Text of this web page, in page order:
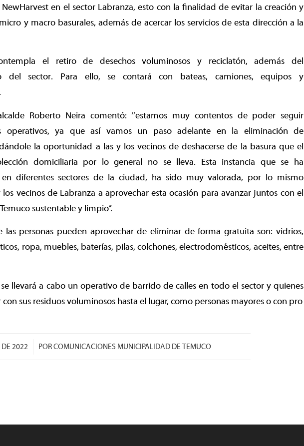
en el sector Labranza, esto con la finalidad de evitar la creación y
y macro basurales, además de acercar los servicios de esta dirección a la
el retiro de desechos voluminosos y reciclatón, además del
del sector. Para ello, se contará con bateas, camiones, equipos y
Roberto Neira comentó: ‘’estamos muy contentos de poder seguir
operativos, ya que así vamos un paso adelante en la eliminación de
la oportunidad a las y los vecinos de deshacerse de la basura que el
domiciliaria por lo general no se lleva. Esta instancia que se ha
diferentes sectores de la ciudad, ha sido muy valorada, por lo mismo
vecinos de Labranza a aprovechar esta ocasión para avanzar juntos con el
sustentable y limpio’’.
las personas pueden aprovechar de eliminar de forma gratuita son: vidrios,
ropa, muebles, baterías, pilas, colchones, electrodomésticos, aceites, entre
llevará a cabo un operativo de barrido de calles en todo el sector y quienes
sus residuos voluminosos hasta el lugar, como personas mayores o con pro
DE 2022
/ PORCOMUNICACIONES MUNICIPALIDAD DE TEMUCO